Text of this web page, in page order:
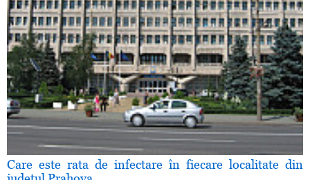
Care este rata de infectare în fiecare localitate din